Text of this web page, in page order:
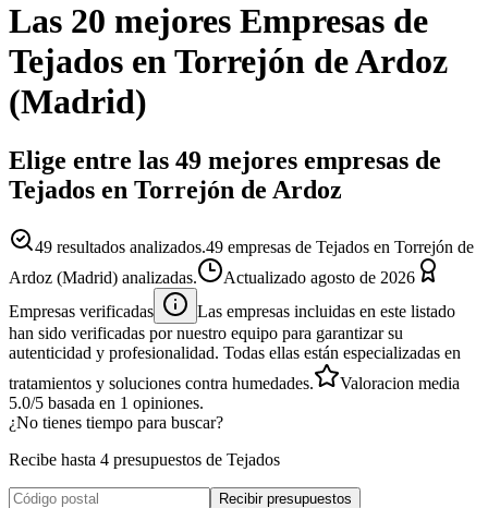
Las 20 mejores Empresas de
Tejados enTorrejón de Ardoz
(Madrid)
Elige entre las 49 mejores empresas de
Tejados en Torrejón de Ardoz
49 resultados analizados.49 empresas de Tejados en Torrejón de
Ardoz (Madrid) analizadas.
Actualizado agosto de 2026
Empresas verificadas
Las empresas incluidas en este listado
han sido verificadas por nuestro equipo para garantizar su
autenticidad y profesionalidad. Todas ellas están especializadas en
tratamientos y soluciones contra humedades.
Valoracion media
5.0/5 basada en 1 opiniones.
¿No tienes tiempo para buscar?
Recibe hasta 4 presupuestos de Tejados
Recibir presupuestos